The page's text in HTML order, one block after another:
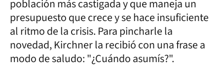
población más castigada y que maneja un
presupuesto que crece y se hace insuficiente
al ritmo de la crisis. Para pincharle la
novedad, Kirchner la recibió con una frase a
modo de saludo: "¿Cuándo asumís?".